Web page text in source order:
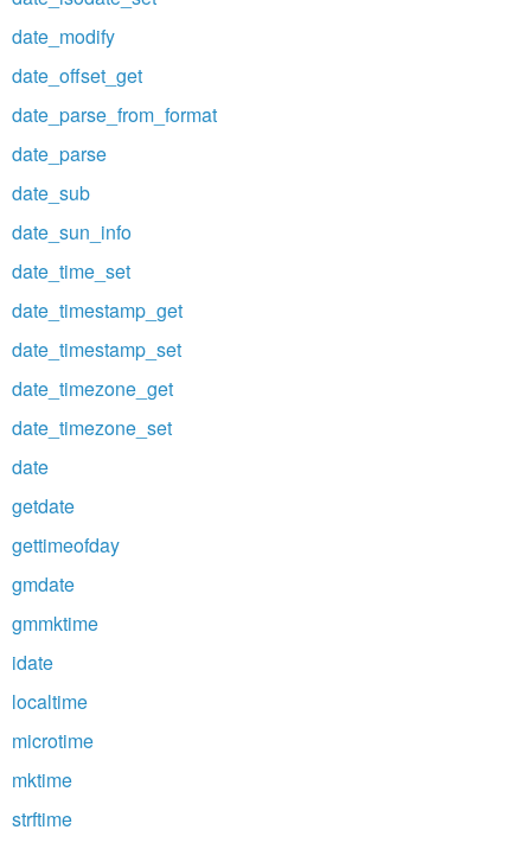
date_modify
date_offset_get
date_parse_from_format
date_parse
date_sub
date_sun_info
date_time_set
date_timestamp_get
date_timestamp_set
date_timezone_get
date_timezone_set
date
getdate
gettimeofday
gmdate
gmmktime
idate
localtime
microtime
mktime
strftime